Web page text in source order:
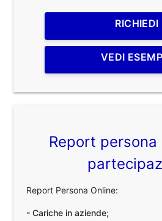
RICHIEDI
VEDI
Report persona
Report Persona Online:
- Cariche in aziende;